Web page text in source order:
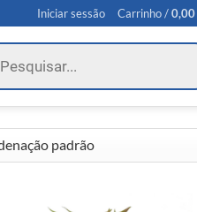
Iniciar sessão Carrinho /0,00